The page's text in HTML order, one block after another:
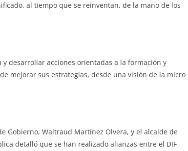
al tiempo que se reinventan, de la mano de los
desarrollar acciones orientadas a la formación y
mejorar sus estrategias, desde una visión de la micro
Gobierno, Waltraud Martínez Olvera, y el alcalde de
detalló que se han realizado alianzas entre el DIF